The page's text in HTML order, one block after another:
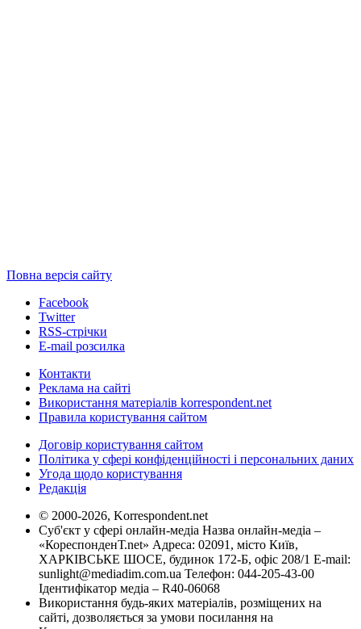
Повна версія сайту
Facebook
Twitter
RSS-стрічки
E-mail розсилка
Контакти
Реклама на сайті
Використання матеріалів korrespondent.net
Правила користування сайтом
Договір користування сайтом
Політика у сфері конфіденційності і персональних даних
Угода щодо користування
Редакція
© 2000-2026, Korrespondent.net
Суб'єкт у сфері онлайн-медіа Назва онлайн-медіа –
«КореспонденТ.net» Адреса: 02091, місто Київ,
ХАРКІВСЬКЕ ШОСЕ, будинок 172-Б, офіс 208/1 E-mail:
sunlight@mediadim.com.ua Телефон: 044-205-43-00
Ідентифікатор медіа – R40-06068
Використання будь-яких матеріалів, розміщених на
сайті, дозволяється за умови посилання на